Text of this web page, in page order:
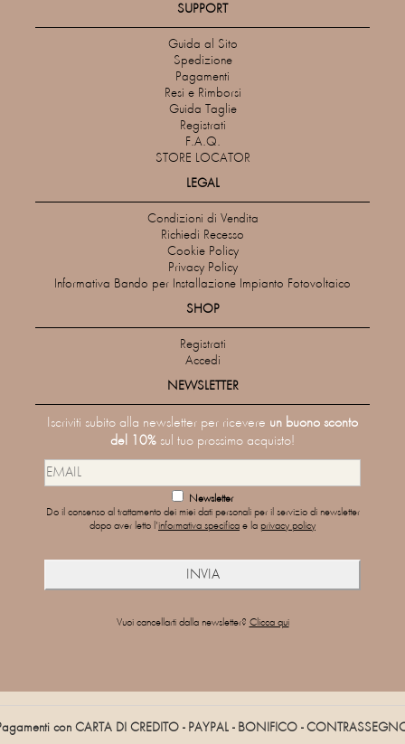
SUPPORT
Guida al Sito
Spedizione
Pagamenti
Resi e Rimborsi
Guida Taglie
Registrati
F.A.Q.
STORE LOCATOR
LEGAL
Condizioni di Vendita
Richiedi Recesso
Cookie Policy
Privacy Policy
Informativa Bando per Installazione Impianto Fotovoltaico
SHOP
Registrati
Accedi
NEWSLETTER
Iscriviti subito alla newsletter per ricevere un buono sconto
del 10% sul tuo prossimo acquisto!
Newsletter
Do il consenso al trattamento dei miei dati personali per il servizio di newsletter
dopo aver letto l'informativa specifica e la privacy policy
Vuoi cancellarti dalla newsletter? Clicca qui
con CARTA DI CREDITO - PAYPAL - BONIFICO -